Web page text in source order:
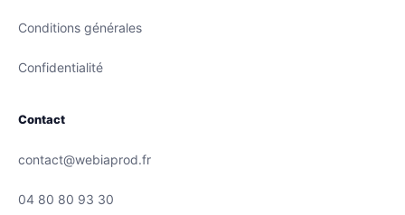
Conditions générales
Confidentialité
Contact
contact@webiaprod.fr
04 80 80 93 30